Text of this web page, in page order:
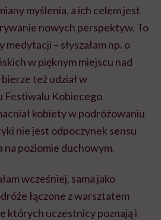
myślenia, a ich celem jest
nowych perspektyw. To
– słyszałam np. o
w pięknym miejscu nad
też udział w
Festiwalu Kobiecego
kobiety w podróżowaniu
nie jest odpoczynek sensu
na poziomie duchowym.
wcześniej, sama jako
łączone z warsztatem
których uczestnicy poznają i